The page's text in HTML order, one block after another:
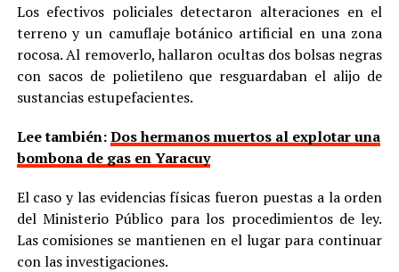
Los efectivos policiales detectaron alteraciones en el
terreno y un camuflaje botánico artificial en una zona
rocosa. Al removerlo, hallaron ocultas dos bolsas negras
con sacos de polietileno que resguardaban el alijo de
sustancias estupefacientes.
Lee también:Dos hermanos muertos al explotar una
bombona de gas en Yaracuy
El caso y las evidencias físicas fueron puestas a la orden
del Ministerio Público para los procedimientos de ley.
Las comisiones se mantienen en el lugar para continuar
con las investigaciones.